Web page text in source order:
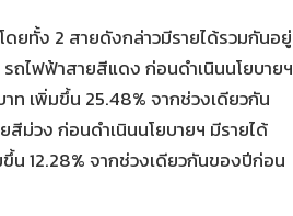
ยทั้ง 2 สายดังกล่าวมีรายได้รวมกันอยู่
ถไฟฟ้าสายสีแดง ก่อนดำเนินนโยบายฯ
ท เพิ่มขึ้น 25.48% จากช่วงเดียวกัน
ม่วง ก่อนดำเนินนโยบายฯ มีรายได้
น 12.28% จากช่วงเดียวกันของปีก่อน